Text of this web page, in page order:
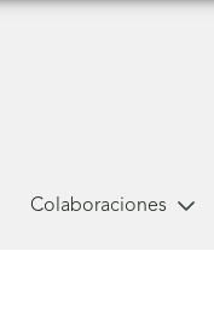
Colaboraciones